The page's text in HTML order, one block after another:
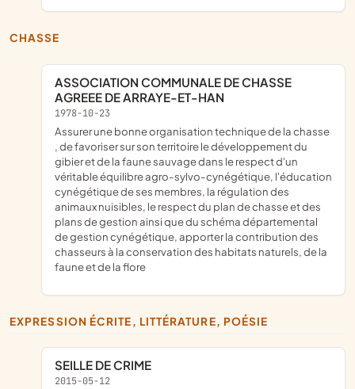
CHASSE
ASSOCIATION COMMUNALE DE CHASSE
AGREEE DE ARRAYE-ET-HAN
1978-10-23
assurer une bonne organisation technique de la chasse
, de favoriser sur son territoire le développement du
gibier et de la faune sauvage dans le respect d'un
véritable équilibre agro-sylvo-cynégétique, l'éducation
cynégétique de ses membres, la régulation des
animaux nuisibles, le respect du plan de chasse et des
plans de gestion ainsi que du schéma départemental
de gestion cynégétique, apporter la contribution des
chasseurs à la conservation des habitats naturels, de la
faune et de la flore
EXPRESSION ÉCRITE, LITTÉRATURE, POÉSIE
SEILLE DE CRIME
2015-05-12